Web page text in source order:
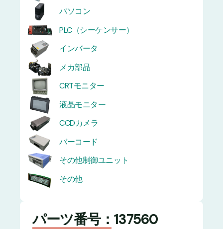
パソコン
PLC（シーケンサー）
インバータ
メカ部品
CRTモニター
液晶モニター
CCDカメラ
バーコード
その他制御ユニット
その他
パーツ番号：137560